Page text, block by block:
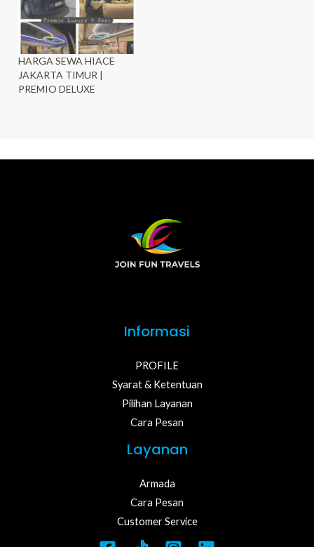
HARGA SEWA HIACE
JAKARTA TIMUR |
PREMIO DELUXE
Informasi
PROFILE
Syarat & Ketentuan
Pilihan Layanan
Cara Pesan
Layanan
Armada
Cara Pesan
Customer Service